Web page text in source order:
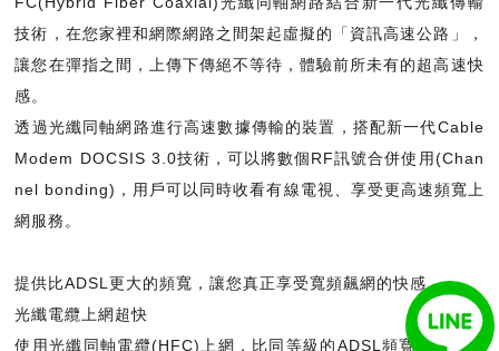
技術，在您家裡和網際網路之間架起虛擬的「資訊高速公路」，
讓您在彈指之間，上傳下傳絕不等待，體驗前所未有的超高速快
感。
透過光纖同軸網路進行高速數據傳輸的裝置，搭配新一代Cable
Modem DOCSIS 3.0技術，可以將數個RF訊號合併使用(Chan
nel bonding)，用戶可以同時收看有線電視、享受更高速頻寬上
網服務。
提供比ADSL更大的頻寬，讓您真正享受寬頻飆網的快感。
光纖電纜上網超快
使用光纖同軸電纜(HFC)上網，比同等級的ADSL頻寬大數倍，